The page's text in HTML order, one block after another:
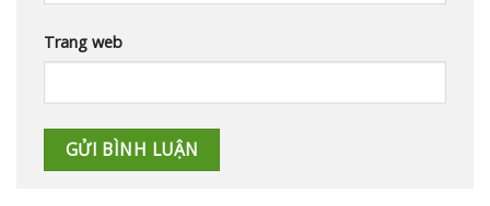
Trang web